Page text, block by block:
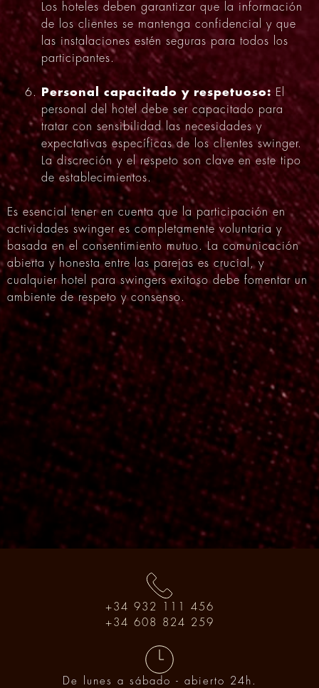
Los hoteles deben garantizar que la información
de los clientes se mantenga confidencial y que
las instalaciones estén seguras para todos los
participantes.
Personal capacitado y respetuoso: El
personal del hotel debe ser capacitado para
tratar con sensibilidad las necesidades y
expectativas específicas de los clientes swinger.
La discreción y el respeto son clave en este tipo
de establecimientos.
Es esencial tener en cuenta que la participación en
actividades swinger es completamente voluntaria y
basada en el consentimiento mutuo. La comunicación
abierta y honesta entre las parejas es crucial, y
cualquier hotel para swingers exitoso debe fomentar un
ambiente de respeto y consenso.
+34 932 111 456
+34 608 824 259
De lunes a sábado - abierto 24h.